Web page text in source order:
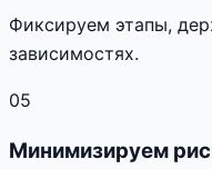
Фиксируем этапы,
зависимостях.
05
Минимизируем